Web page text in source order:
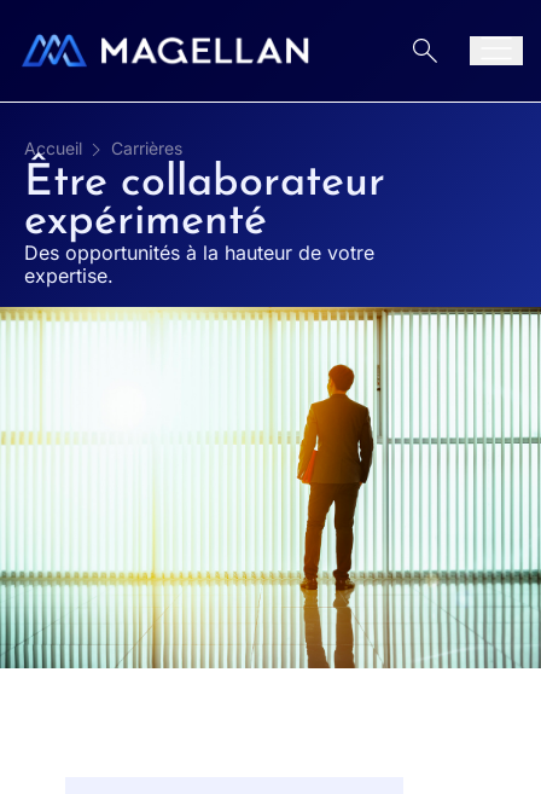
Accueil Carrières
Être collaborateur
expérimenté
Des opportunités à la hauteur de votre
expertise.